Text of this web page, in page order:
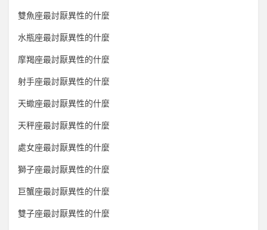
雙魚座最討厭異性的什麼
水瓶座最討厭異性的什麼
摩羯座最討厭異性的什麼
射手座最討厭異性的什麼
天蠍座最討厭異性的什麼
天秤座最討厭異性的什麼
處女座最討厭異性的什麼
獅子座最討厭異性的什麼
巨蟹座最討厭異性的什麼
雙子座最討厭異性的什麼